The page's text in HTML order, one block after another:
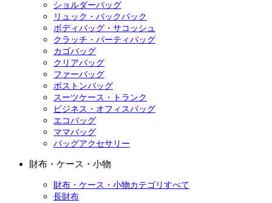
ショルダーバッグ
リュック・バックパック
ボディバッグ・サコッシュ
クラッチ・パーティバッグ
カゴバッグ
クリアバッグ
ファーバッグ
ボストンバッグ
スーツケース・トランク
ビジネス・オフィスバッグ
エコバッグ
ママバッグ
バッグアクセサリー
財布・ケース・小物
財布・ケース・小物カテゴリすべて
長財布